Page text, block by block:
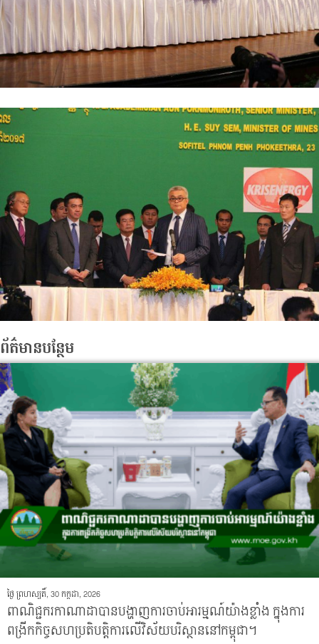
ព័ត៌មានបន្ថែម
ថ្ងៃ ព្រហស្បតិ៍, 30 កក្កដា, 2026
ពាណិជ្ជករកាណាដាបានបង្ហាញការចាប់អារម្មណ៍យ៉ាងខ្លាំង ក្នុងការ
ពង្រីកកិច្ចសហប្រតិបត្តិការលើវិស័យបរិស្ថាននៅកម្ពុជា។